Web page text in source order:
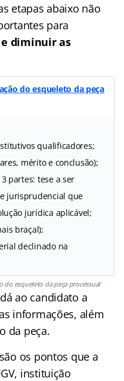
etapas abaixo não
para
diminuir as
do esqueleto da peça
qualificadores;
mérito e conclusão);
partes: tese a ser
jurisprudencial que
jurídica aplicável;
braçal);
declinado na
do esqueleto da peça processual
ao candidato a
informações, além
da peça.
os pontos que a
instituição